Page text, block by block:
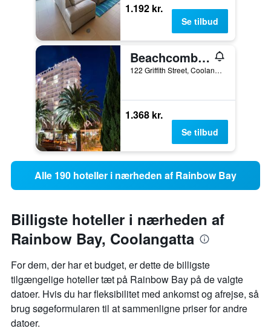
1.192 kr.
Se tilbud
Beachcomber International Resort
122 Griffith Street, Coolangatta, QLD, Australien
1.368 kr.
Se tilbud
Alle 190 hoteller i nærheden af Rainbow Bay
Billigste hoteller i nærheden af
Rainbow Bay, Coolangatta
For dem, der har et budget, er dette de billigste
tilgængelige hoteller tæt på Rainbow Bay på de valgte
datoer. Hvis du har fleksibilitet med ankomst og afrejse, så
brug søgeformularen til at sammenligne priser for andre
datoer.